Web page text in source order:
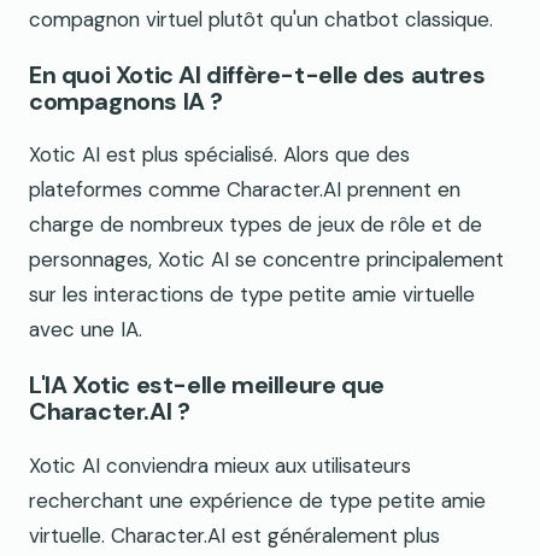
compagnon virtuel plutôt qu'un chatbot classique.
En quoi Xotic AI diffère-t-elle des autres
compagnons IA ?
Xotic AI est plus spécialisé. Alors que des
plateformes comme Character.AI prennent en
charge de nombreux types de jeux de rôle et de
personnages, Xotic AI se concentre principalement
sur les interactions de type petite amie virtuelle
avec une IA.
L'IA Xotic est-elle meilleure que
Character.AI ?
Xotic AI conviendra mieux aux utilisateurs
recherchant une expérience de type petite amie
virtuelle. Character.AI est généralement plus